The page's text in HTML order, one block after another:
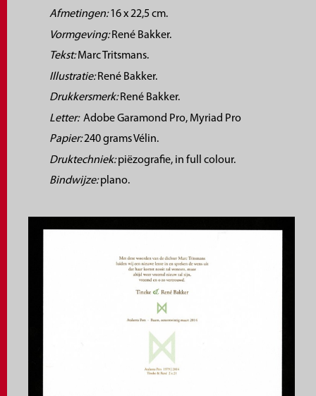
Afmetingen:16 x 22,5 cm.
Vormgeving:René Bakker.
Tekst:Marc Tritsmans.
Illustratie:René Bakker.
Drukkersmerk:René Bakker.
Letter:Adobe Garamond Pro, Myriad Pro
Papier:240 grams Vélin.
Druktechniek:piëzografie, in full colour.
Bindwijze:plano.